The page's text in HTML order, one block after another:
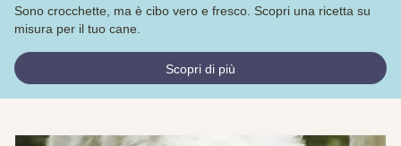
Sono crocchette, ma è cibo vero e fresco. Scopri una ricetta su
misura per il tuo cane.
Scopri di più